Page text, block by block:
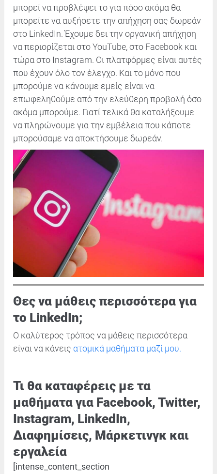
μπορεί να προβλέψει το για πόσο ακόμα θα
μπορείτε να αυξήσετε την απήχηση σας δωρεάν
στο LinkedIn. Έχουμε δει την οργανική απήχηση
να περιορίζεται στο YouTube, στο Facebook και
τώρα στο Instagram. Οι πλατφόρμες είναι αυτές
που έχουν όλο τον έλεγχο. Και το μόνο που
μπορούμε να κάνουμε εμείς είναι να
επωφεληθούμε από την ελεύθερη προβολή όσο
ακόμα μπορούμε. Γιατί τελικά θα καταλήξουμε
να πληρώνουμε για την εμβέλεια που κάποτε
μπορούσαμε να αποκτήσουμε δωρεάν.
Θες να μάθεις περισσότερα για
το LinkedIn;
Ο καλύτερος τρόπος να μάθεις περισσότερα
είναι να κάνεις ατομικά μαθήματα μαζί μου.
Τι θα καταφέρεις με τα
μαθήματα για Facebook, Twitter,
Instagram, LinkedIn,
Διαφημίσεις, Mάρκετινγκ και
εργαλεία
[intense_content_section